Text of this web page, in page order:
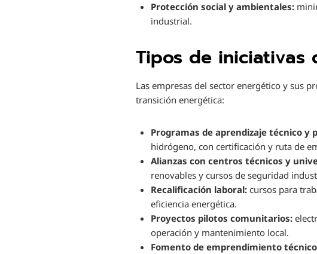
Protección social y ambientales:
industrial.
Tipos de iniciativas
Las empresas del sector energético y sus
transición energética:
Programas de aprendizaje técnico y
hidrógeno, con certificación y ruta de
Alianzas con centros técnicos y
renovables y cursos de seguridad
Recalificación laboral: cursos para
eficiencia energética.
Proyectos pilotos comunitarios:
operación y mantenimiento local.
Fomento de emprendimiento